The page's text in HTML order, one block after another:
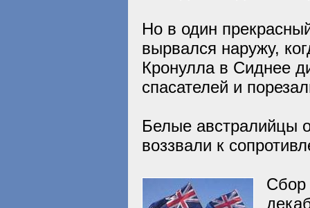
Но в один
вырвался наружу,
Кронулла в Сиднее
спасателей и
Белые австралийцы
воззвали к
Сбор